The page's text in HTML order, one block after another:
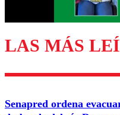
LAS MÁS
Senapred ordena